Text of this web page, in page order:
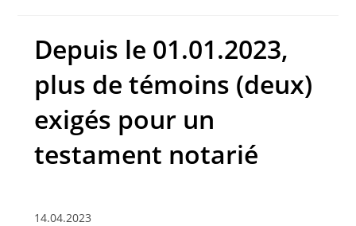
Depuis le 01.01.2023,
plus de témoins (deux)
exigés pour un
testament notarié
14.04.2023